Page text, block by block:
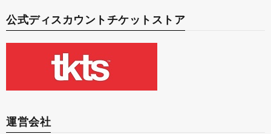
公式ディスカウントチケットストア
運営会社